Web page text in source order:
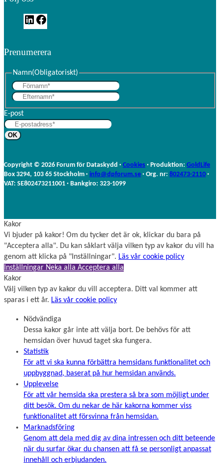
L
i
k
d
I
n
a
e
o
o
k
Prenumerera
Namn(Obligatoriskt)
r
f
a
m
n
E-post
Copyright © 2026 Forum för Dataskydd · Cookies · Produktion: GoldLife
Box 3294, 103 65 Stockholm · info@dpforum.se · Org. nr: 802473-2110 ·
VAT: SE802473211001 · Bankgiro: 323-1099
Kakor
Vi bjuder på kakor! Om du tycker det är ok, klickar du bara på
"Acceptera alla". Du kan såklart välja vilken typ av kakor du vill ha
genom att klicka på "Inställningar". Läs vår cookie policy
Inställningar Neka alla Acceptera alla
Kakor
Välj vilken typ av kakor du vill acceptera. Ditt val kommer att
sparas i ett år. Läs vår cookie policy
Nödvändiga
Dessa kakor går inte att välja bort. De behövs för att
hemsidan över huvud taget ska fungera.
Statistik
För att vi ska kunna förbättra hemsidans funktionalitet och
uppbyggnad, baserat på hur hemsidan används.
Upplevelse
För att vår hemsida ska prestera så bra som möjligt under
ditt besök. Om du nekar de här kakorna kommer viss
funktionalitet att försvinna från hemsidan.
Marknadsföring
Genom att dela med dig av dina intressen och ditt beteende
när du surfar ökar du chansen att få se personligt anpassat
innehåll och erbjudanden.